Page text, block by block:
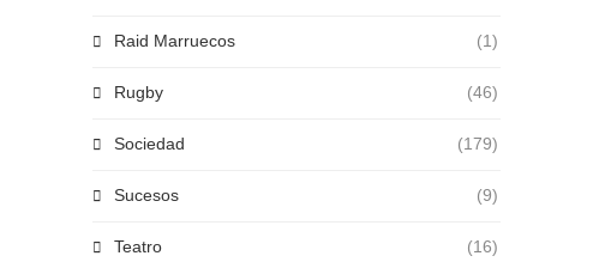
Raid Marruecos (1)
Rugby (46)
Sociedad (179)
Sucesos (9)
Teatro (16)